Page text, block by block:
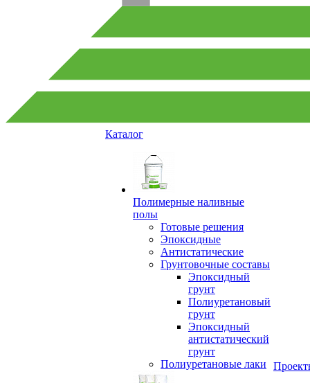
Каталог
Полимерные наливные
полы
Готовые решения
Эпоксидные
Антистатические
Грунтовочные составы
Эпоксидный
грунт
Полиуретановый
грунт
Эпоксидный
антистатический
грунт
Полиуретановые лаки